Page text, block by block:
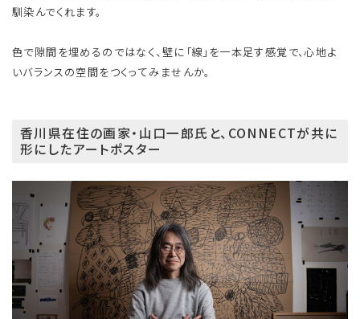
馴染んでくれます。
色で隙間を埋めるのではなく、壁に「線」を一本足す感覚で、心地よ
いバランスの空間をつくってみませんか。
香川県在住の画家・山口一郎氏と、CONNECTが共に
形にしたアートポスター